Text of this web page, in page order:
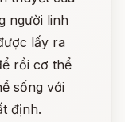
người linh
lấy ra
rồi cơ thể
sống với
định.